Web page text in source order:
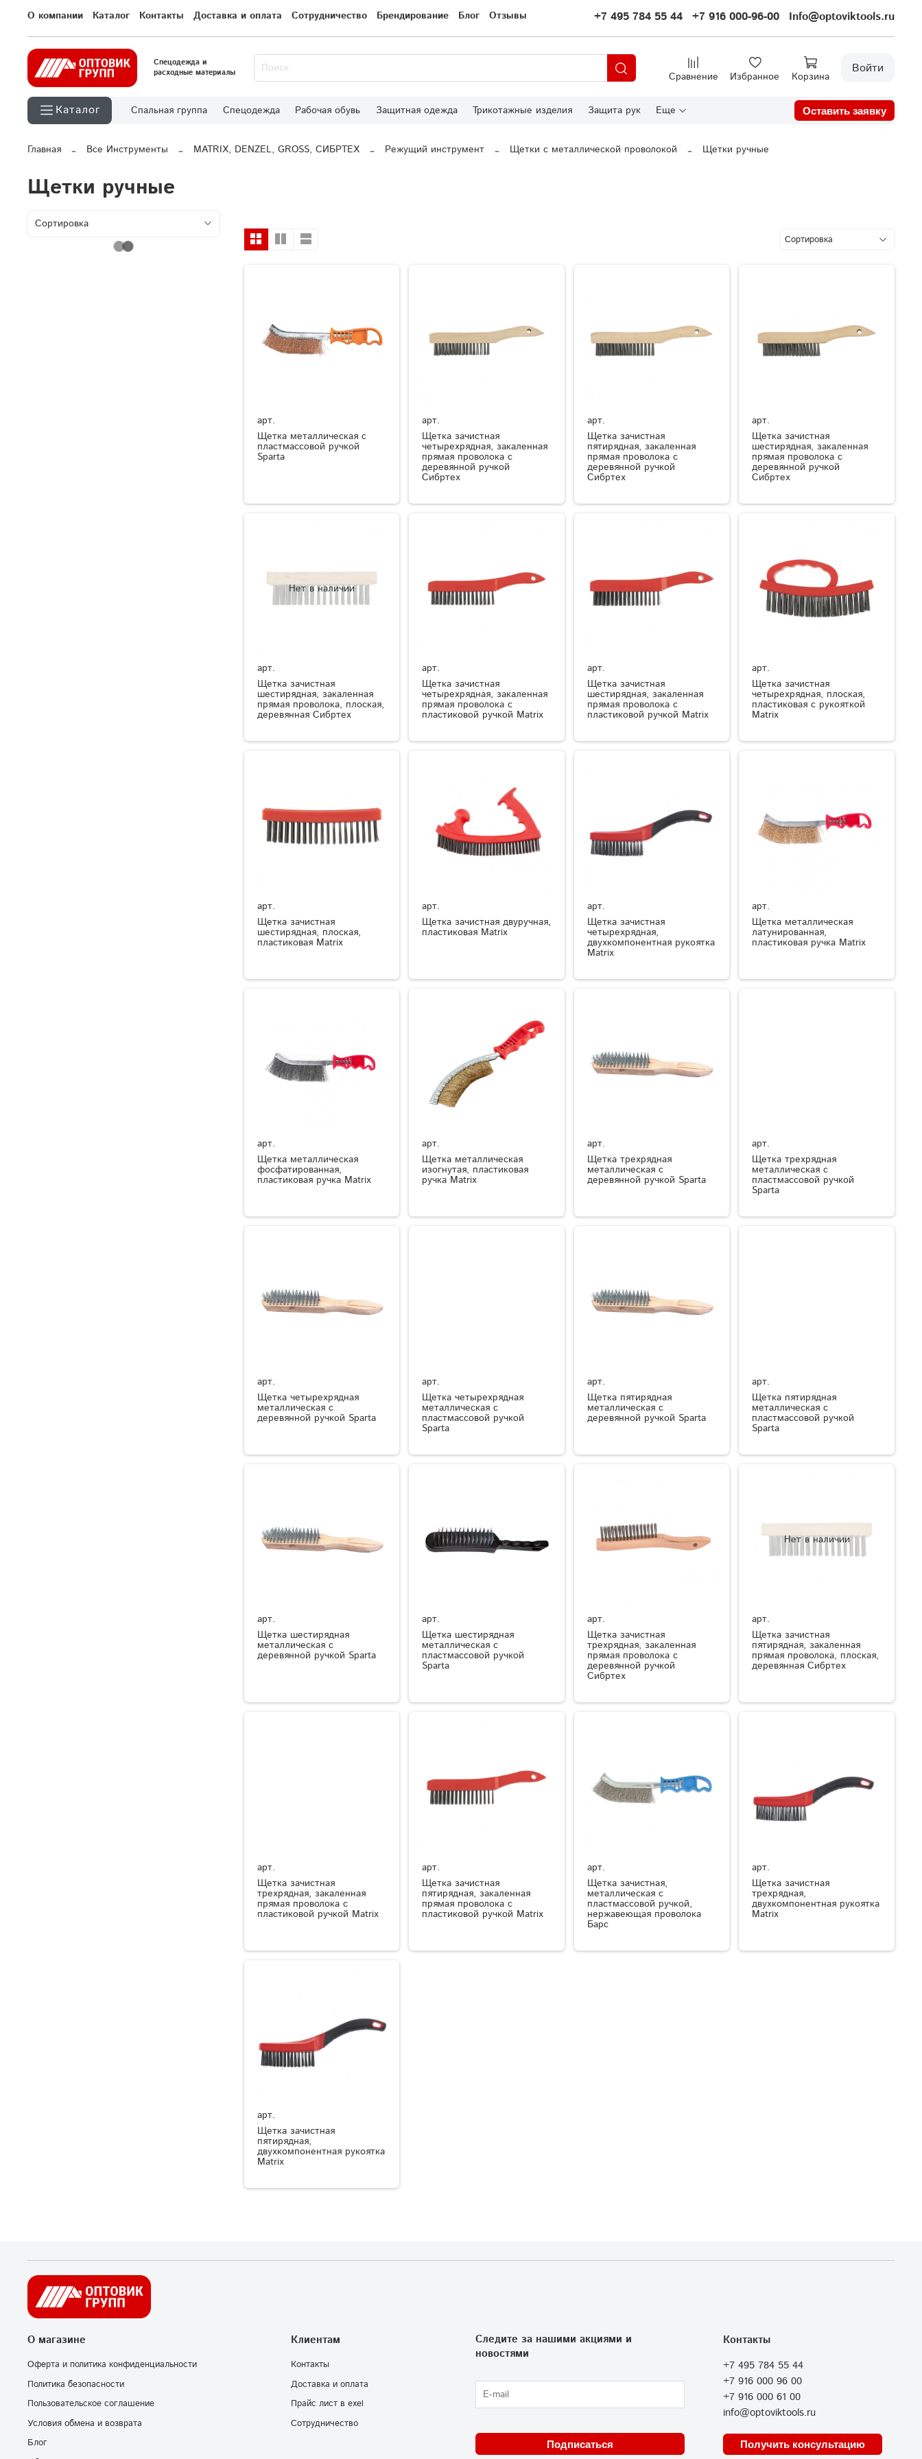
О компании Каталог Контакты Доставка и оплата Сотрудничество Брендирование Блог Отзывы +7 495 784 55 44 +7 916 000-96-00 Info@optoviktools.ru
Спецодежда и
расходные материалы
Сравнение Избранное Корзина
Войти
Каталог Спальная группа Спецодежда Рабочая обувь Защитная одежда Трикотажные изделия Защита рук Еще Оставить заявку
Главная Все Инструменты MATRIX, DENZEL, GROSS, СИБРТЕХ Режущий инструмент Щетки с металлической проволокой Щетки ручные
Щетки ручные
арт.
Щетка металлическая с
пластмассовой ручкой
Sparta
арт.
Щетка зачистная
четырехрядная, закаленная
прямая проволока с
деревянной ручкой
Сибртех
арт.
Щетка зачистная
пятирядная, закаленная
прямая проволока с
деревянной ручкой
Сибртех
арт.
Щетка зачистная
шестирядная, закаленная
прямая проволока с
деревянной ручкой
Сибртех
Нет в наличии
арт.
Щетка зачистная
шестирядная, закаленная
прямая проволока, плоская,
деревянная Сибртех
арт.
Щетка зачистная
четырехрядная, закаленная
прямая проволока с
пластиковой ручкой Matrix
арт.
Щетка зачистная
шестирядная, закаленная
прямая проволока с
пластиковой ручкой Matrix
арт.
Щетка зачистная
четырехрядная, плоская,
пластиковая с рукояткой
Matrix
арт.
Щетка зачистная
шестирядная, плоская,
пластиковая Matrix
арт.
Щетка зачистная двуручная,
пластиковая Matrix
арт.
Щетка зачистная
четырехрядная,
двухкомпонентная рукоятка
Matrix
арт.
Щетка металлическая
латунированная,
пластиковая ручка Matrix
арт.
Щетка металлическая
фосфатированная,
пластиковая ручка Matrix
арт.
Щетка металлическая
изогнутая, пластиковая
ручка Matrix
арт.
Щетка трехрядная
металлическая с
деревянной ручкой Sparta
арт.
Щетка трехрядная
металлическая с
пластмассовой ручкой
Sparta
арт.
Щетка четырехрядная
металлическая с
деревянной ручкой Sparta
арт.
Щетка четырехрядная
металлическая с
пластмассовой ручкой
Sparta
арт.
Щетка пятирядная
металлическая с
деревянной ручкой Sparta
арт.
Щетка пятирядная
металлическая с
пластмассовой ручкой
Sparta
арт.
Щетка шестирядная
металлическая с
деревянной ручкой Sparta
арт.
Щетка шестирядная
металлическая с
пластмассовой ручкой
Sparta
арт.
Щетка зачистная
трехрядная, закаленная
прямая проволока с
деревянной ручкой
Сибртех
Нет в наличии
арт.
Щетка зачистная
пятирядная, закаленная
прямая проволока, плоская,
деревянная Сибртех
арт.
Щетка зачистная
трехрядная, закаленная
прямая проволока с
пластиковой ручкой Matrix
арт.
Щетка зачистная
пятирядная, закаленная
прямая проволока с
пластиковой ручкой Matrix
арт.
Щетка зачистная,
металлическая с
пластмассовой ручкой,
нержавеющая проволока
Барс
арт.
Щетка зачистная
трехрядная,
двухкомпонентная рукоятка
Matrix
арт.
Щетка зачистная
пятирядная,
двухкомпонентная рукоятка
Matrix
О магазине
Оферта и политика конфиденциальности
Политика безопасности
Пользовательское соглашение
Условия обмена и возврата
Блог
Клиентам
Контакты
Доставка и оплата
Прайс лист в exel
Сотрудничество
Контакты
+7 495 784 55 44
+7 916 000 96 00
+7 916 000 61 00
info@optoviktools.ru
Получить консультацию
Следите за нашими акциями и
новостями
Подписаться